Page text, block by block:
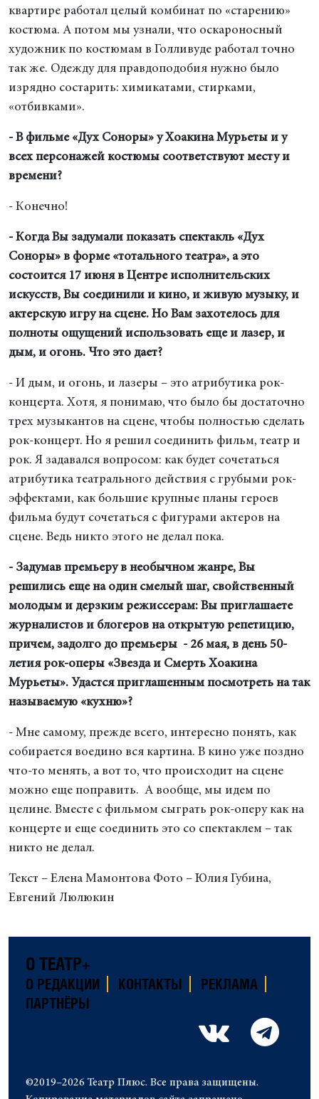
квартире работал целый комбинат по «старению»
костюма. А потом мы узнали, что оскароносный
художник по костюмам в Голливуде работал точно
так же. Одежду для правдоподобия нужно было
изрядно состарить: химикатами, стирками,
«отбивками».
- В фильме «Дух Соноры» у Хоакина Мурьеты и у
всех персонажей костюмы соответствуют месту и
времени?
- Конечно!
- Когда Вы задумали показать спектакль «Дух
Соноры» в форме «тотального театра», а это
состоится 17 июня в Центре исполнительских
искусств, Вы соединили и кино, и живую музыку, и
актерскую игру на сцене. Но Вам захотелось для
полноты ощущений использовать еще и лазер, и
дым, и огонь. Что это дает?
- И дым, и огонь, и лазеры – это атрибутика рок-
концерта. Хотя, я понимаю, что было бы достаточно
трех музыкантов на сцене, чтобы полностью сделать
рок-концерт. Но я решил соединить фильм, театр и
рок. Я задавался вопросом: как будет сочетаться
атрибутика театрального действия с грубыми рок-
эффектами, как большие крупные планы героев
фильма будут сочетаться с фигурами актеров на
сцене. Ведь никто этого не делал пока.
- Задумав премьеру в необычном жанре, Вы
решились еще на один смелый шаг, свойственный
молодым и дерзким режиссерам: Вы приглашаете
журналистов и блогеров на открытую репетицию,
причем, задолго до премьеры - 26 мая, в день 50-
летия рок-оперы «Звезда и Смерть Хоакина
Мурьеты». Удастся приглашенным посмотреть на так
называемую «кухню»?
- Мне самому, прежде всего, интересно понять, как
собирается воедино вся картина. В кино уже поздно
что-то менять, а вот то, что происходит на сцене
можно еще поправить. А вообще, мы идем по
целине. Вместе с фильмом сыграть рок-оперу как на
концерте и еще соединить это со спектаклем – так
никто не делал.
Текст – Елена Мамонтова Фото – Юлия Губина,
Евгений Люлюкин
О ТЕАТР+
О РЕДАКЦИИ КОНТАКТЫ
РЕКЛАМА
ПАРТНЁРЫ
©2019–2026 Театр Плюс. Все права защищены.